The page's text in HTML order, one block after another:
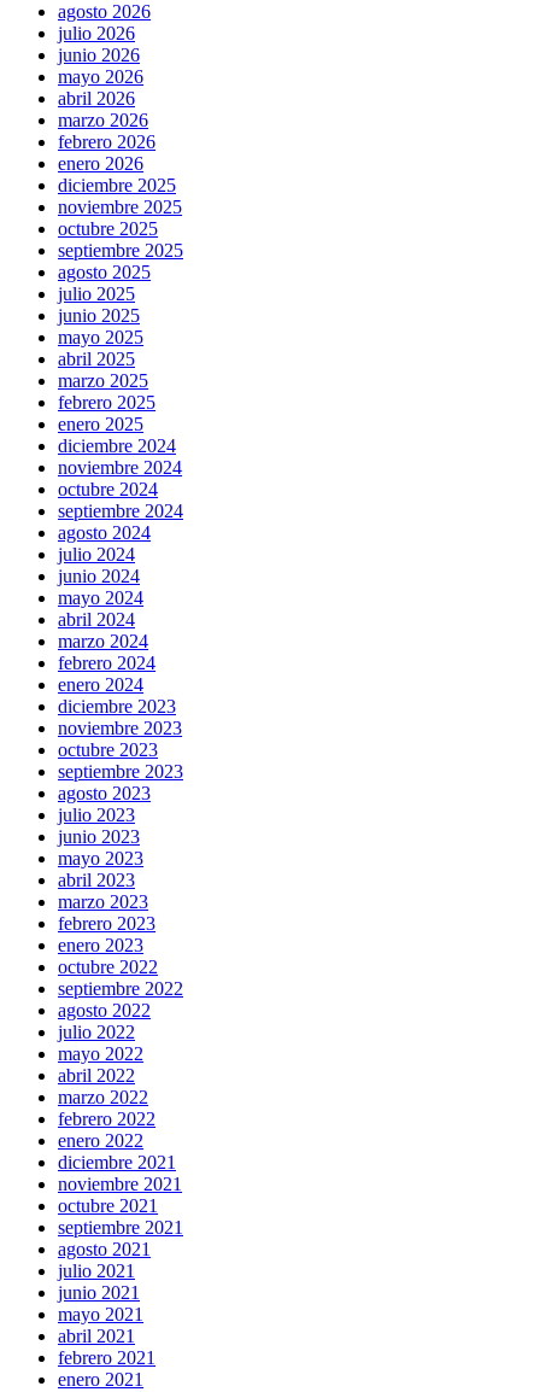
agosto 2026
julio 2026
junio 2026
mayo 2026
abril 2026
marzo 2026
febrero 2026
enero 2026
diciembre 2025
noviembre 2025
octubre 2025
septiembre 2025
agosto 2025
julio 2025
junio 2025
mayo 2025
abril 2025
marzo 2025
febrero 2025
enero 2025
diciembre 2024
noviembre 2024
octubre 2024
septiembre 2024
agosto 2024
julio 2024
junio 2024
mayo 2024
abril 2024
marzo 2024
febrero 2024
enero 2024
diciembre 2023
noviembre 2023
octubre 2023
septiembre 2023
agosto 2023
julio 2023
junio 2023
mayo 2023
abril 2023
marzo 2023
febrero 2023
enero 2023
octubre 2022
septiembre 2022
agosto 2022
julio 2022
mayo 2022
abril 2022
marzo 2022
febrero 2022
enero 2022
diciembre 2021
noviembre 2021
octubre 2021
septiembre 2021
agosto 2021
julio 2021
junio 2021
mayo 2021
abril 2021
febrero 2021
enero 2021